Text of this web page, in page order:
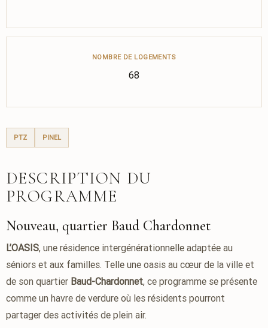
NOMBRE DE LOGEMENTS
68
PTZ PINEL
DESCRIPTION DU
PROGRAMME
Nouveau, quartier Baud Chardonnet
L’OASIS, une résidence intergénérationnelle adaptée au
séniors et aux familles. Telle une oasis au cœur de la ville et
de son quartier Baud-Chardonnet, ce programme se présente
comme un havre de verdure où les résidents pourront
partager des activités de plein air.